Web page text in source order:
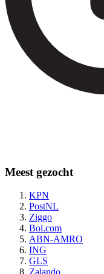
Meest gezocht
KPN
PostNL
Ziggo
Bol.com
ABN-AMRO
ING
GLS